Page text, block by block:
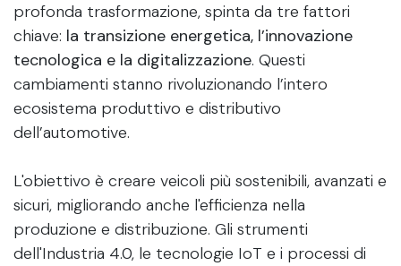
profonda trasformazione, spinta da tre fattori
chiave: la transizione energetica, l’innovazione
tecnologica e la digitalizzazione. Questi
cambiamenti stanno rivoluzionando l’intero
ecosistema produttivo e distributivo
dell’automotive.
L'obiettivo è creare veicoli più sostenibili, avanzati e
sicuri, migliorando anche l'efficienza nella
produzione e distribuzione. Gli strumenti
dell'Industria 4.0, le tecnologie IoT e i processi di